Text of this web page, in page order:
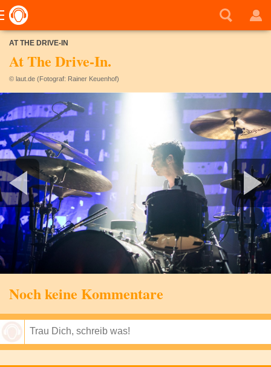
AT THE DRIVE-IN
At The Drive-In.
© laut.de (Fotograf: Rainer Keuenhof)
Noch keine Kommentare